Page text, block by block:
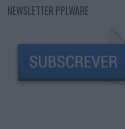
NEWSLETTER PPLWARE